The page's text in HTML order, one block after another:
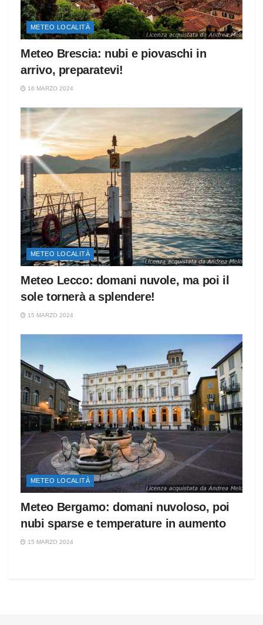
METEO LOCALITÀ
Meteo Brescia: nubi e piovaschi in
arrivo, preparatevi!
16 MARZO 2024
METEO LOCALITÀ
Meteo Lecco: domani nuvole, ma poi il
sole tornerà a splendere!
15 MARZO 2024
METEO LOCALITÀ
Meteo Bergamo: domani nuvoloso, poi
nubi sparse e temperature in aumento
15 MARZO 2024